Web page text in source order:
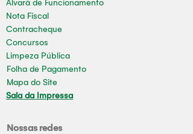
Alvará de Funcionamento
Nota Fiscal
Contracheque
Concursos
Limpeza Pública
Folha de Pagamento
Mapa do Site
Sala da Impressa
Nossas redes